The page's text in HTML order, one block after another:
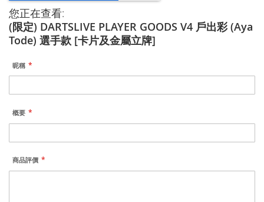
您正在查看:
(限定) DARTSLIVE PLAYER GOODS V4 戶出彩 (Aya
Tode) 選手款 [卡片及金屬立牌]
昵稱
概要
商品評價